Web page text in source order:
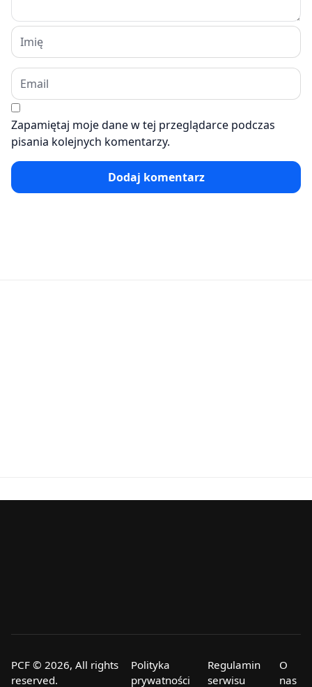
Zapamiętaj moje dane w tej przeglądarce podczas
pisania kolejnych komentarzy.
Dodaj komentarz
PCF © 2026, All rights
reserved.
Polityka
prywatności
Regulamin
serwisu
O
nas